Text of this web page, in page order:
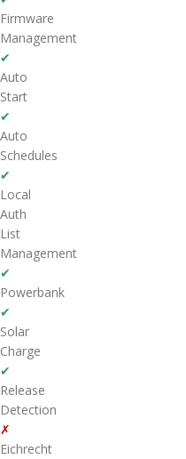
Firmware
Management
✔
Auto
Start
✔
Auto
Schedules
✔
Local
Auth
List
Management
✔
Powerbank
✔
Solar
Charge
✔
Release
Detection
✗
Eichrecht